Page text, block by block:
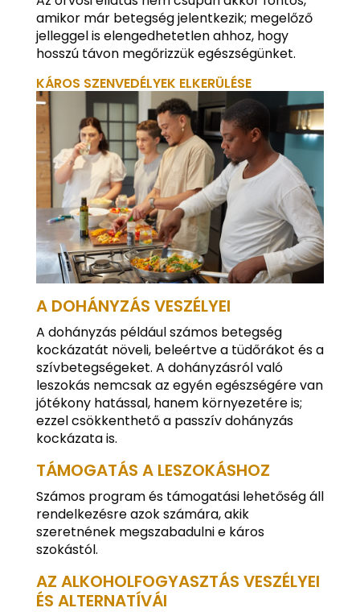
amikor már betegség jelentkezik; megelőző
jelleggel is elengedhetetlen ahhoz, hogy
hosszú távon megőrizzük egészségünket.
KÁROS SZENVEDÉLYEK ELKERÜLÉSE
A DOHÁNYZÁS VESZÉLYEI
A dohányzás például számos betegség
kockázatát növeli, beleértve a tüdőrákot és a
szívbetegségeket. A dohányzásról való
leszokás nemcsak az egyén egészségére van
jótékony hatással, hanem környezetére is;
ezzel csökkenthető a passzív dohányzás
kockázata is.
TÁMOGATÁS A LESZOKÁSHOZ
Számos program és támogatási lehetőség áll
rendelkezésre azok számára, akik
szeretnének megszabadulni e káros
szokástól.
AZ ALKOHOLFOGYASZTÁS VESZÉLYEI
ÉS ALTERNATÍVÁI